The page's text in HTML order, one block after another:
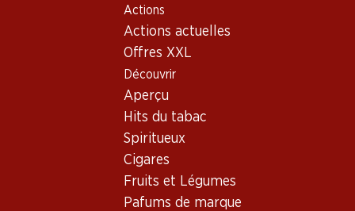
Actions
Actions actuelles
Offres XXL
Découvrir
Aperçu
Hits du tabac
Spiritueux
Cigares
Fruits et Légumes
Pafums de marque
Shop des Vins
Italie
les Pouilles
Epicuro Bianco Salice Salentino DOP